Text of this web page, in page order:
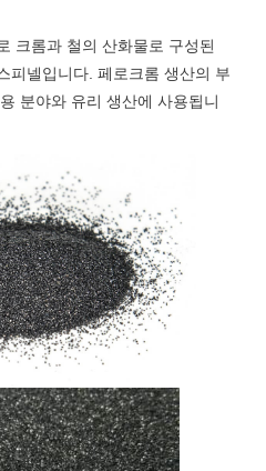
크롬과 철의 산화물로 구성된
피넬입니다. 페로크롬 생산의 부
분야와 유리 생산에 사용됩니